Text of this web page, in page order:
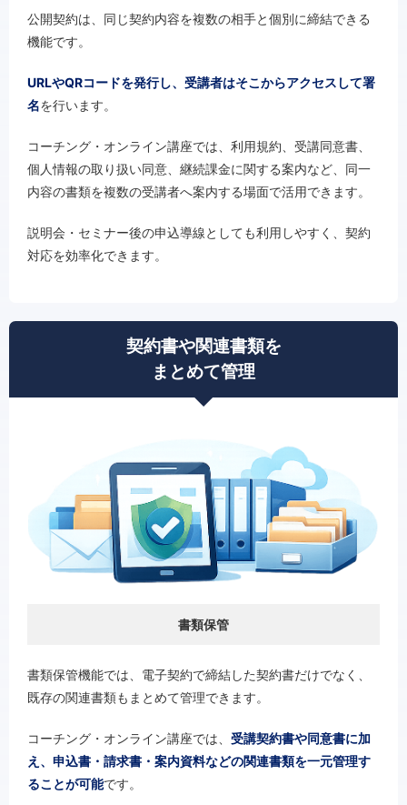
公開契約は、同じ契約内容を複数の相手と個別に締結できる
機能です。
URLやQRコードを発行し、受講者はそこからアクセスして署
名を行います。
コーチング・オンライン講座では、利用規約、受講同意書、
個人情報の取り扱い同意、継続課金に関する案内など、同一
内容の書類を複数の受講者へ案内する場面で活用できます。
説明会・セミナー後の申込導線としても利用しやすく、契約
対応を効率化できます。
契約書や関連書類を
まとめて管理
書類保管
書類保管機能では、電子契約で締結した契約書だけでなく、
既存の関連書類もまとめて管理できます。
コーチング・オンライン講座では、 受講契約書や同意書に加
え、申込書・請求書・案内資料などの関連書類を一元管理す
ることが可能です。